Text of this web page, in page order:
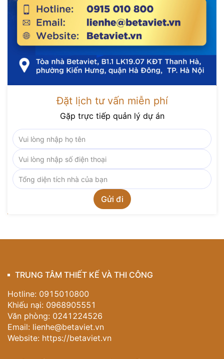
Đặt lịch tư vấn miễn phí
Gặp trực tiếp quản lý dự án
TRUNG TÂM THIẾT KẾ VÀ THI CÔNG
Hotline: 0915010800
Khiếu nại: 0968905551
Văn phòng: 0241224526
Email: lienhe@betaviet.vn
Website: https://betaviet.vn